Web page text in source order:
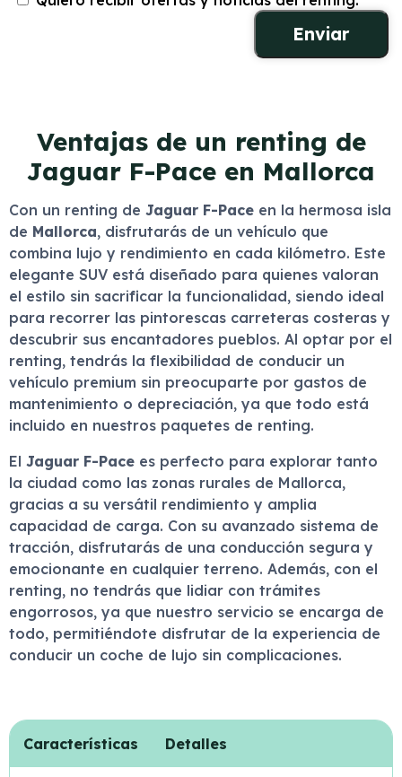
Ventajas de un renting de
Jaguar F-Pace en Mallorca
Con un renting de Jaguar F-Pace en la hermosa isla
de Mallorca, disfrutarás de un vehículo que
combina lujo y rendimiento en cada kilómetro. Este
elegante SUV está diseñado para quienes valoran
el estilo sin sacrificar la funcionalidad, siendo ideal
para recorrer las pintorescas carreteras costeras y
descubrir sus encantadores pueblos. Al optar por el
renting, tendrás la flexibilidad de conducir un
vehículo premium sin preocuparte por gastos de
mantenimiento o depreciación, ya que todo está
incluido en nuestros paquetes de renting.
El Jaguar F-Pace es perfecto para explorar tanto
la ciudad como las zonas rurales de Mallorca,
gracias a su versátil rendimiento y amplia
capacidad de carga. Con su avanzado sistema de
tracción, disfrutarás de una conducción segura y
emocionante en cualquier terreno. Además, con el
renting, no tendrás que lidiar con trámites
engorrosos, ya que nuestro servicio se encarga de
todo, permitiéndote disfrutar de la experiencia de
conducir un coche de lujo sin complicaciones.
Características Detalles